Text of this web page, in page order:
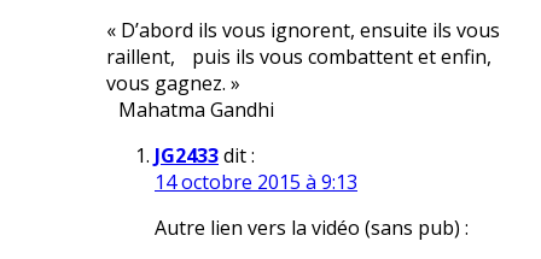
« D’abord ils vous ignorent, ensuite ils vous
raillent, puis ils vous combattent et enfin,
vous gagnez. »
Mahatma Gandhi
JG2433dit :
14 octobre 2015 à 9:13
Autre lien vers la vidéo (sans pub) :